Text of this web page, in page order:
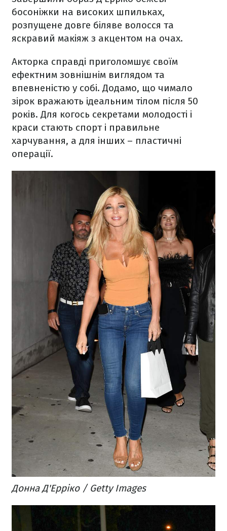
босоніжки на високих шпильках,
розпущене довге біляве волосся та
яскравий макіяж з акцентом на очах.
Акторка справді приголомшує своїм
ефектним зовнішнім виглядом та
впевненістю у собі. Додамо, що чимало
зірок вражають ідеальним тілом після 50
років. Для когось секретами молодості і
краси стають спорт і правильне
харчування, а для інших – пластичні
операції.
Донна Д'Ерріко / Getty Images